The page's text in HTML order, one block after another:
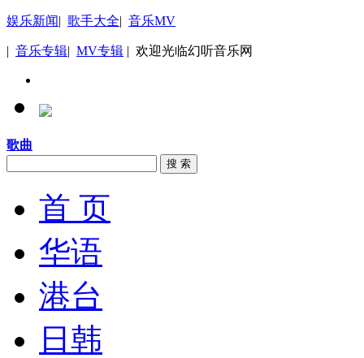
娱乐新闻| 歌手大全| 音乐MV
| 音乐专辑| MV专辑 | 欢迎光临幻听音乐网
歌曲
搜 索
首 页
华语
港台
日韩